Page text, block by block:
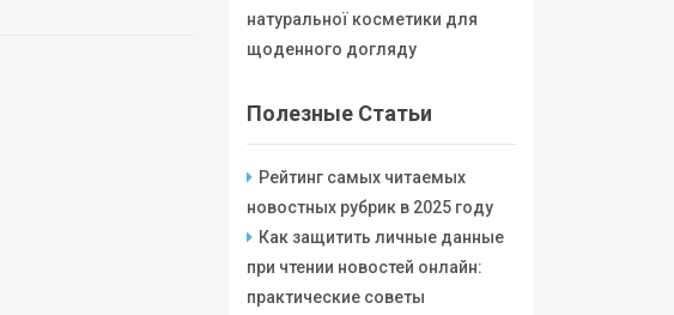
натуральної косметики для
щоденного догляду
Полезные Статьи
Рейтинг самых читаемых
новостных рубрик в 2025 году
Как защитить личные данные
при чтении новостей онлайн:
практические советы